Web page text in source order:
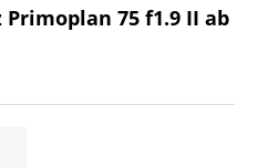
75 f1.9 II ab